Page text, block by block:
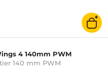
4 140mm PWM
140 mm PWM